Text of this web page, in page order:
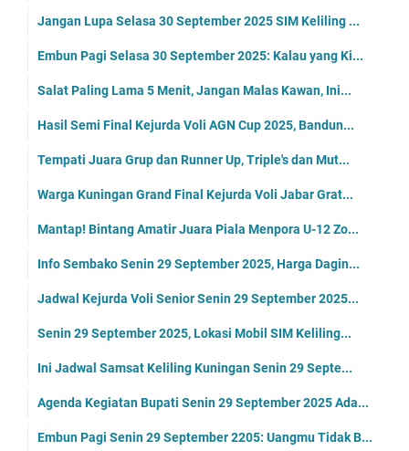
Jangan Lupa Selasa 30 September 2025 SIM Keliling ...
Embun Pagi Selasa 30 September 2025: Kalau yang Ki...
Salat Paling Lama 5 Menit, Jangan Malas Kawan, Ini...
Hasil Semi Final Kejurda Voli AGN Cup 2025, Bandun...
Tempati Juara Grup dan Runner Up, Triple's dan Mut...
Warga Kuningan Grand Final Kejurda Voli Jabar Grat...
Mantap! Bintang Amatir Juara Piala Menpora U-12 Zo...
Info Sembako Senin 29 September 2025, Harga Dagin...
Jadwal Kejurda Voli Senior Senin 29 September 2025...
Senin 29 September 2025, Lokasi Mobil SIM Keliling...
Ini Jadwal Samsat Keliling Kuningan Senin 29 Septe...
Agenda Kegiatan Bupati Senin 29 September 2025 Ada...
Embun Pagi Senin 29 September 2205: Uangmu Tidak B...